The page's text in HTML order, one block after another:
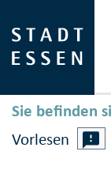
Sie befinden
Vorlesen